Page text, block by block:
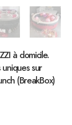
à domicile.
sur
(BreakBox)